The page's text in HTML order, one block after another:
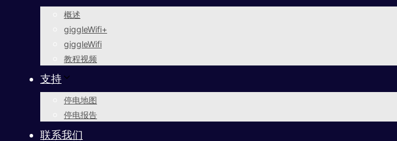
概述
giggleWifi+
giggleWifi
教程视频
支持
停电地图
停电报告
联系我们